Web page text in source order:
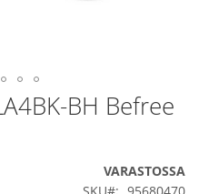
BH Befree
VARASTOSSA
SKU
95680470